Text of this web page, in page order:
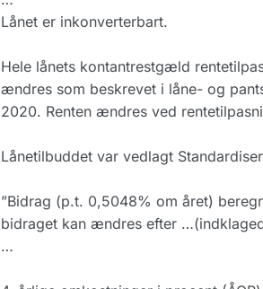
Lånet er inkonverterbart.
Hele lånets kontantrestgæld
ændres som beskrevet i låne- og
2020. Renten ændres ved
Lånetilbuddet var vedlagt
”Bidrag (p.t. 0,5048% om året)
bidraget kan ændres efter
…